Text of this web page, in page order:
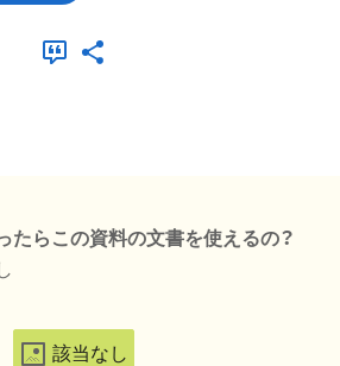
たらこの資料の文書を使えるの？
該当なし